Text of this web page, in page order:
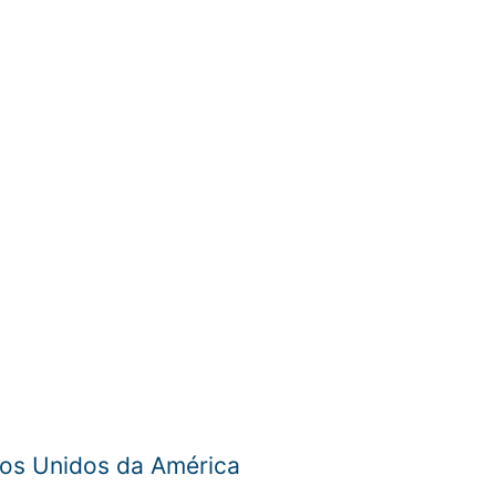
Unidos da América